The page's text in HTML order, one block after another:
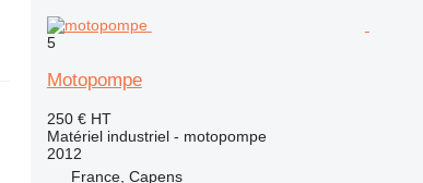
5
Motopompe
250 € HT
Matériel industriel - motopompe
2012
France, Capens